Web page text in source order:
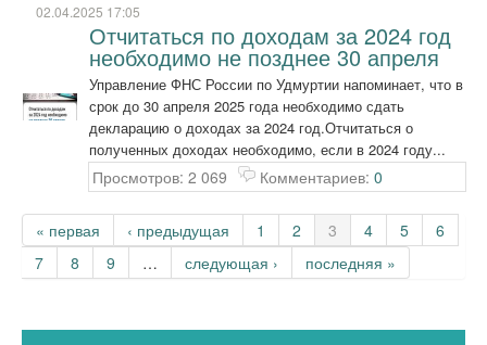
02.04.2025 17:05
Отчитаться по доходам за 2024 год
необходимо не позднее 30 апреля
Управление ФНС России по Удмуртии напоминает, что в
срок до 30 апреля 2025 года необходимо сдать
декларацию о доходах за 2024 год.Отчитаться о
полученных доходах необходимо, если в 2024 году...
Просмотров: 2 069 Комментариев: 0
Страницы
« первая ‹ предыдущая 1 2 3 4 5
6
7
8 9 … следующая › последняя »